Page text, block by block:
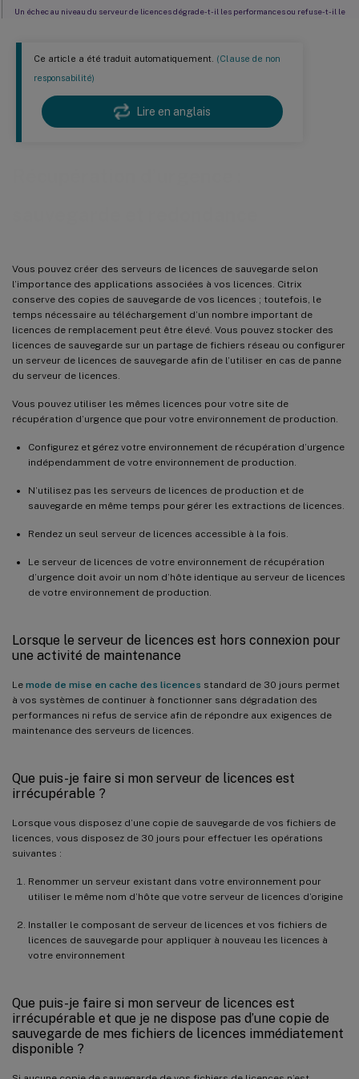
Ce article a été traduit automatiquement. (Clause de non
responsabilité)
Lire en anglais
Vous pouvez créer des serveurs de licences de sauvegarde selon
l’importance des applications associées à vos licences. Citrix
conserve des copies de sauvegarde de vos licences ; toutefois, le
temps nécessaire au téléchargement d’un nombre important de
licences de remplacement peut être élevé. Vous pouvez stocker des
licences de sauvegarde sur un partage de fichiers réseau ou configurer
un serveur de licences de sauvegarde afin de l’utiliser en cas de panne
du serveur de licences.
Vous pouvez utiliser les mêmes licences pour votre site de
récupération d’urgence que pour votre environnement de production.
Configurez et gérez votre environnement de récupération d’urgence
indépendamment de votre environnement de production.
N’utilisez pas les serveurs de licences de production et de
sauvegarde en même temps pour gérer les extractions de licences.
Rendez un seul serveur de licences accessible à la fois.
Le serveur de licences de votre environnement de récupération
d’urgence doit avoir un nom d’hôte identique au serveur de licences
de votre environnement de production.
Lorsque le serveur de licences est hors connexion pour
une activité de maintenance
Le mode de mise en cache des licences standard de 30 jours permet
à vos systèmes de continuer à fonctionner sans dégradation des
performances ni refus de service afin de répondre aux exigences de
maintenance des serveurs de licences.
Que puis-je faire si mon serveur de licences est
irrécupérable ?
Lorsque vous disposez d’une copie de sauvegarde de vos fichiers de
licences, vous disposez de 30 jours pour effectuer les opérations
suivantes :
Renommer un serveur existant dans votre environnement pour
utiliser le même nom d’hôte que votre serveur de licences d’origine
Installer le composant de serveur de licences et vos fichiers de
licences de sauvegarde pour appliquer à nouveau les licences à
votre environnement
Que puis-je faire si mon serveur de licences est
irrécupérable et que je ne dispose pas d’une copie de
sauvegarde de mes fichiers de licences immédiatement
disponible ?
Un échec au niveau du serveur de licences dégrade-t-il les performances ou refuse-t-il le